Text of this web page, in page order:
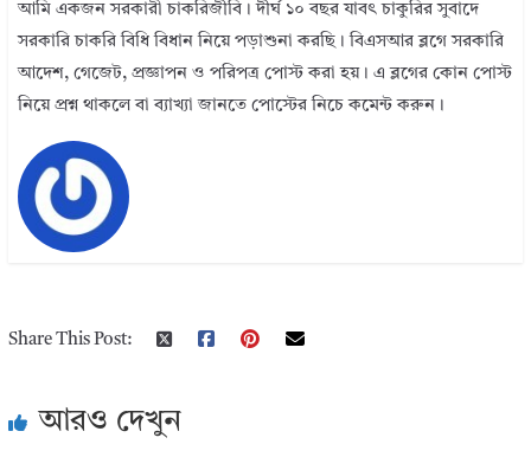
আমি একজন সরকারী চাকরিজীবি। দীর্ঘ ১০ বছর যাবৎ চাকুরির সুবাদে
সরকারি চাকরি বিধি বিধান নিয়ে পড়াশুনা করছি। বিএসআর ব্লগে সরকারি
আদেশ, গেজেট, প্রজ্ঞাপন ও পরিপত্র পোস্ট করা হয়। এ ব্লগের কোন পোস্ট
নিয়ে প্রশ্ন থাকলে বা ব্যাখ্যা জানতে পোস্টের নিচে কমেন্ট করুন।
Share This Post:
আরও দেখুন